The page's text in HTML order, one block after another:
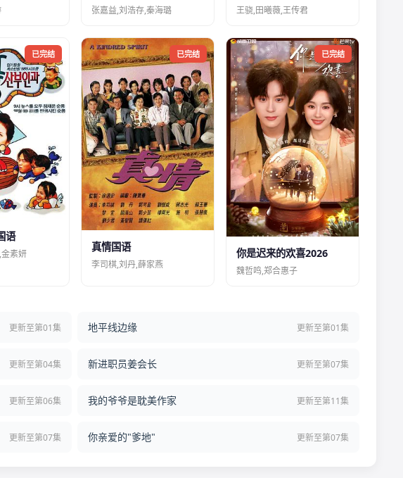
张嘉益,刘浩存,秦海璐 王骁,田曦薇,王传君
已完结
语
素妍
已完结
真情国语
李司棋,刘丹,薛家燕
已完结
你是迟来的欢喜2026
魏哲鸣,郑合惠子
更新至第01集 地平线边缘 更新至第01集
更新至第04集 新进职员姜会长 更新至第07集
更新至第06集 我的爷爷是耽美作家 更新至第11集
更新至第07集 你亲爱的"爹地" 更新至第07集